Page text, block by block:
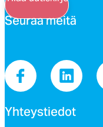
Seu­raa mei­tä
Yh­teys­tie­dot